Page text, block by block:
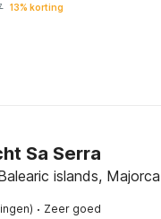
13% korting
Sa Serra
islands, Majorca
· Zeer goed